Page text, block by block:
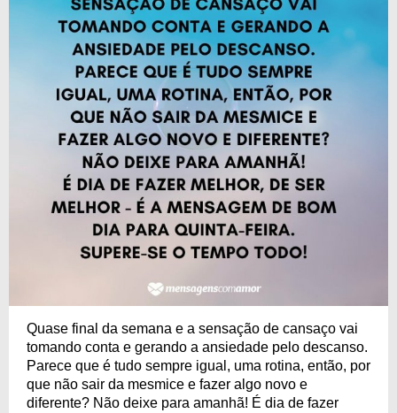
Quase final da semana e a sensação de cansaço vai
tomando conta e gerando a ansiedade pelo descanso.
Parece que é tudo sempre igual, uma rotina, então, por
que não sair da mesmice e fazer algo novo e
diferente? Não deixe para amanhã! É dia de fazer